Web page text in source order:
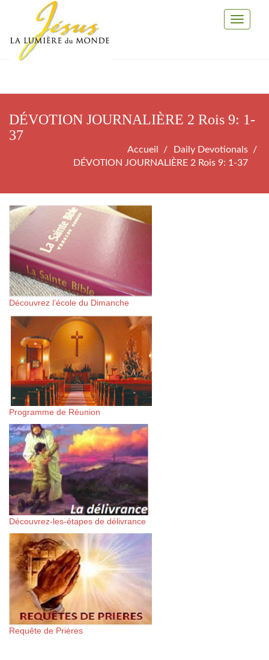
Toggle
DÉVOTION JOURNALIÈRE 2 Rois 9: 1-
37
Accueil
Daily Devotionals
DÉVOTION JOURNALIÈRE 2 Rois 9: 1-37
Découvrez l’école du Dimanche
Programme de Réunion
Découvrez-les-étapes de délivrance
Requête de Prières